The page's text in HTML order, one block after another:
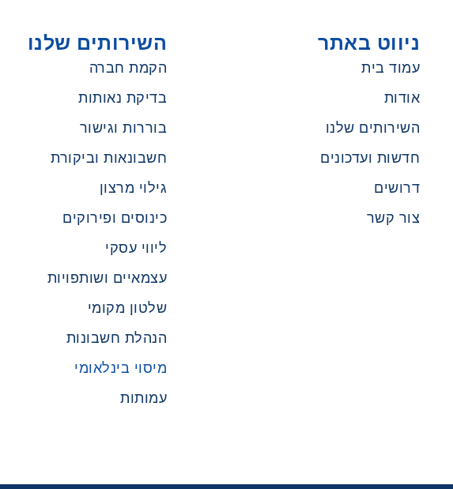
ניווט באתר
עמוד בית
אודות
השירותים שלנו
חדשות ועדכונים
דרושים
צור קשר
השירותים שלנו
הקמת חברה
בדיקת נאותות
בוררות וגישור
חשבונאות וביקורת
גילוי מרצון
כינוסים ופירוקים
ליווי עסקי
עצמאיים ושותפויות
שלטון מקומי
הנהלת חשבונות
מיסוי בינלאומי
עמותות